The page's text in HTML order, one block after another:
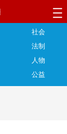
社会
法制
人物
公益